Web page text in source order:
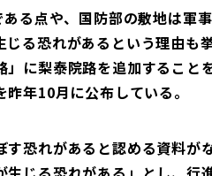
る点や、国防部の敷地は軍
る恐れがあるという理由も
に梨泰院路を追加すること
年10月に公布している。
恐れがあると認める資料が